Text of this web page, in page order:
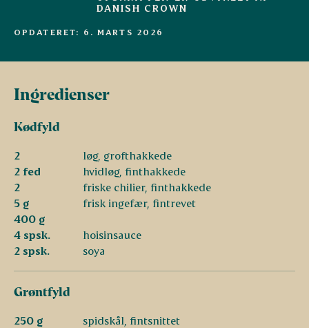
DANISH CROWN
OPDATERET: 6. MARTS 2026
Ingredienser
Kødfyld
2
løg, grofthakkede
2 fed
hvidløg, finthakkede
2
friske chilier, finthakkede
5 g
frisk ingefær, fintrevet
400 g
4 spsk.
hoisinsauce
2 spsk.
soya
Grøntfyld
250 g
spidskål, fintsnittet